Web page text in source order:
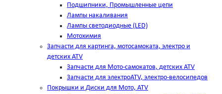
Подшипники, Промышленные цепи
Лампы накаливания
Лампы светодиодные (LED)
Мотохимия
Запчасти для картинга, мотосамоката, электро и
детских ATV
Запчасти для Мото-самокатов, детских ATV
Запчасти для электроATV, электро-велосипедов
Покрышки и Диски для Мото, ATV